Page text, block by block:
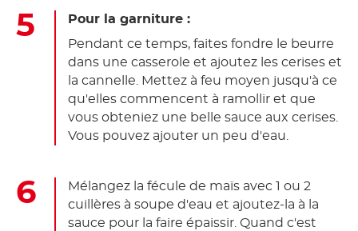
Pour la garniture :
Pendant ce temps, faites fondre le beurre
dans une casserole et ajoutez les cerises et
la cannelle. Mettez à feu moyen jusqu'à ce
qu'elles commencent à ramollir et que
vous obteniez une belle sauce aux cerises.
Vous pouvez ajouter un peu d'eau.
Mélangez la fécule de maïs avec 1 ou 2
cuillères à soupe d'eau et ajoutez-la à la
sauce pour la faire épaissir. Quand c'est